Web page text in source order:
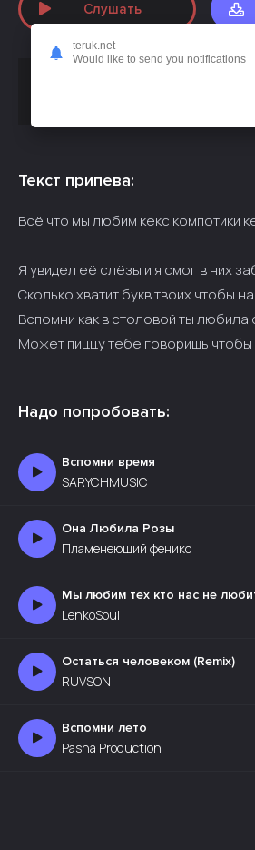
Слушать
Текст припева:
Всё что мы любим кекс компотики
Я увидел её слёзы и я смог в них
Сколько хватит букв твоих чтобы
Вспомни как в столовой ты любила
Может пиццу тебе говоришь чтобы
Надо попробовать:
Вспомни время
SARYCHMUSIC
Она Любила Розы
Пламенеющий феникс
Мы любим тех кто нас не
LenkoSoul
Остаться человеком (Remix)
RUVSON
Вспомни лето
Pasha Production
teruk.net
Would like to send you notifications